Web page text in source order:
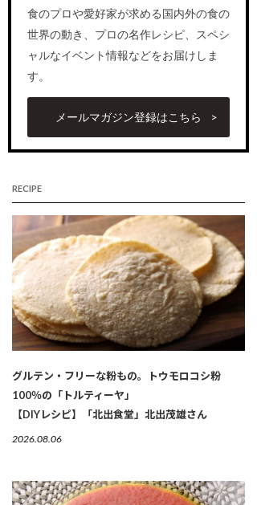
食のプロや愛好家が求める国内外の食の
世界の動き、プロの名作レシピ、スペシ
ャルなイベント情報などをお届けしま
す。
メールマガジン登録はこちら
RECIPE
グルテン・フリーな粉もの。トウモロコシ粉
100％の「トルティーヤ」
【DIYレシピ】「北出食堂」北出茂雄さん
2026.08.06